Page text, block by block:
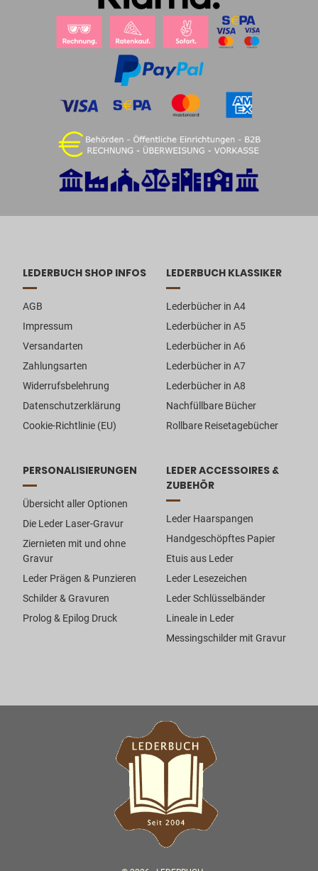
LEDERBUCH SHOP INFOS
AGB
Impressum
Versandarten
Zahlungsarten
Widerrufsbelehrung
Datenschutzerklärung
Cookie-Richtlinie (EU)
LEDERBUCH KLASSIKER
Lederbücher in A4
Lederbücher in A5
Lederbücher in A6
Lederbücher in A7
Lederbücher in A8
Nachfüllbare Bücher
Rollbare Reisetagebücher
PERSONALISIERUNGEN
Übersicht aller Optionen
Die Leder Laser-Gravur
Ziernieten mit und ohne
Gravur
Leder Prägen & Punzieren
Schilder & Gravuren
Prolog & Epilog Druck
LEDER ACCESSOIRES &
ZUBEHÖR
Leder Haarspangen
Handgeschöpftes Papier
Etuis aus Leder
Leder Lesezeichen
Leder Schlüsselbänder
Lineale in Leder
Messingschilder mit Gravur